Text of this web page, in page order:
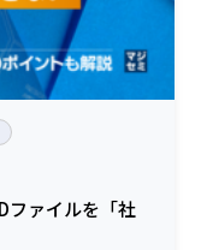
ファイルを「社